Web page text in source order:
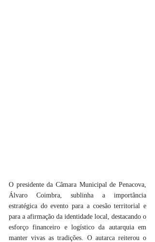
O presidente da Câmara Municipal de Penacova,
Álvaro Coimbra, sublinha a importância
estratégica do evento para a coesão territorial e
para a afirmação da identidade local, destacando o
esforço financeiro e logístico da autarquia em
manter vivas as tradições. O autarca reiterou o